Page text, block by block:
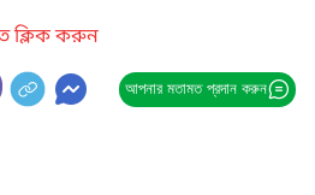
ক্লিক করুন
আপনার মতামত প্রদান করুন